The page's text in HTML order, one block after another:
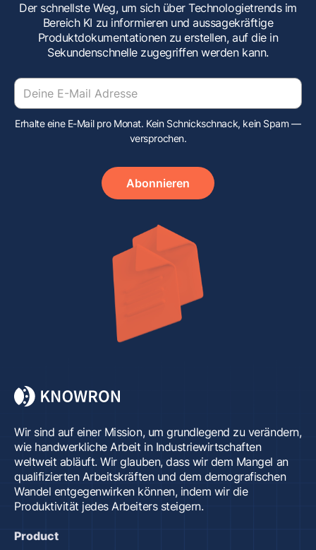
Der schnellste Weg, um sich über Technologietrends im
Bereich KI zu informieren und aussagekräftige
Produktdokumentationen zu erstellen, auf die in
Sekundenschnelle zugegriffen werden kann.
Erhalte eine E-Mail pro Monat. Kein Schnickschnack, kein Spam —
versprochen.
Wir sind auf einer Mission, um grundlegend zu verändern,
wie handwerkliche Arbeit in Industriewirtschaften
weltweit abläuft. Wir glauben, dass wir dem Mangel an
qualifizierten Arbeitskräften und dem demografischen
Wandel entgegenwirken können, indem wir die
Produktivität jedes Arbeiters steigern.
Product